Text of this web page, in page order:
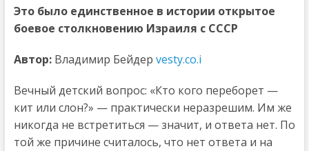
Это было единственное в истории открытое
боевое столкновению Израиля с СССР
Автор: Владимир Бейдер vesty.co.i
Вечный детский вопрос: «Кто кого переборет —
кит или слон?» — практически неразрешим. Им же
никогда не встретиться — значит, и ответа нет. По
той же причине считалось, что нет ответа и на